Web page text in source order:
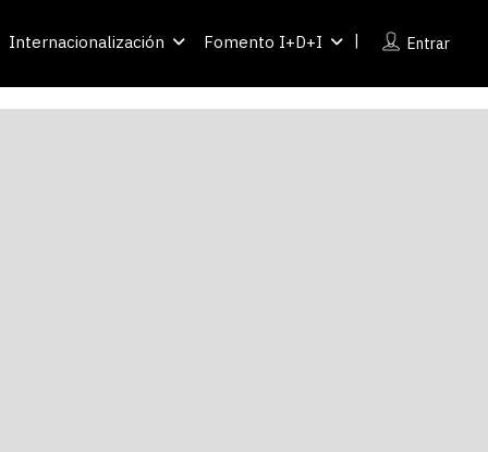
Entrar
Internacionalización Fomento I+D+I